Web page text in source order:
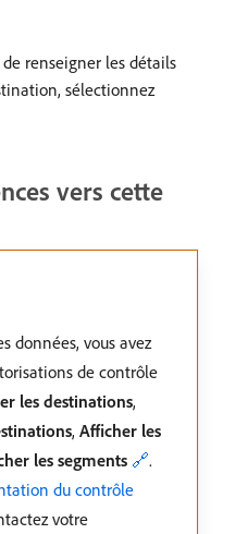
renseigner les détails
sélectionnez
vers cette
données, vous avez
de contrôle
les destinations,
, Afficher les
les segments 🔗.
du contrôle
votre